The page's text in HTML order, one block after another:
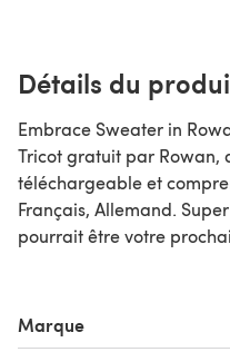
Détails du
Embrace Sweater in
Tricot gratuit par Rowan, disponible au format PDF
téléchargeable et
Français, Allemand.
pourrait être votre
Marque